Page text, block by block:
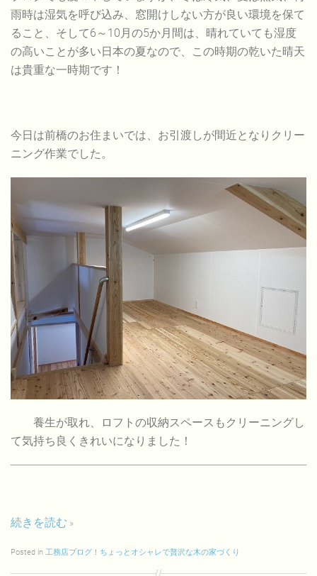
雨時は湿気を呼び込み、窓開けしない方が良い環境を保て
ること、そして6～10月の5か月間は、晴れていても湿度
の高いことが多い日本の夏なので、この時期の乾いた晴天
は貴重な一時期です！
今日は前橋のお住まいでは、お引渡しが間近となりクリー
ニング作業でした。
養生が取れ、ロフトの収納スペースもクリーニングし
て気持ち良くきれいになりました！
続きを読む
Posted in 工務店ブログ！ちょっとオシャレで贅沢な木の家づくり